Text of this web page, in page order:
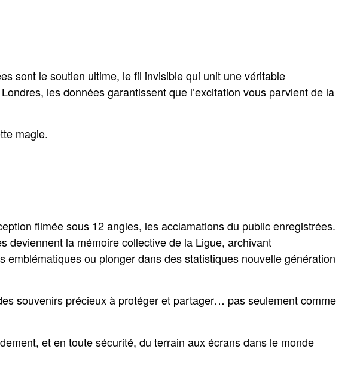
sont le soutien ultime, le fil invisible qui unit une véritable
les données garantissent que l’excitation vous parvient de la
magie.
filmée sous 12 angles, les acclamations du public enregistrées.
deviennent la mémoire collective de la Ligue, archivant
ou plonger dans des statistiques nouvelle génération
souvenirs précieux à protéger et partager… pas seulement comme
et en toute sécurité, du terrain aux écrans dans le monde